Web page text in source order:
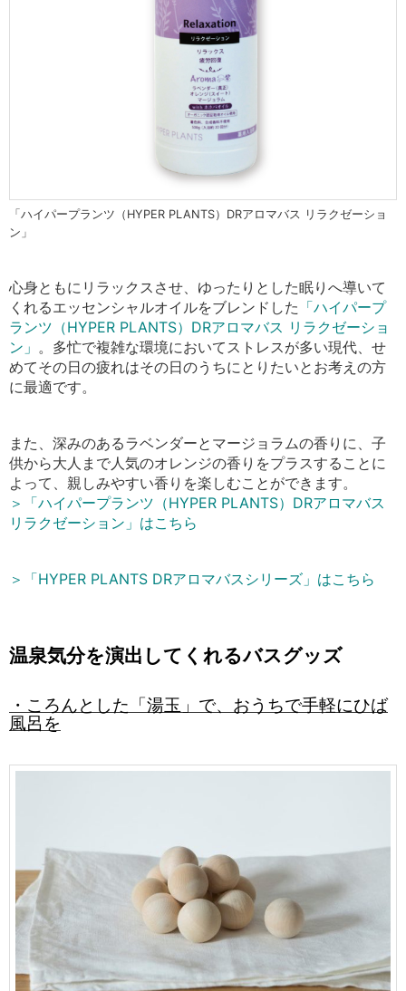
「ハイパープランツ（HYPER PLANTS）DRアロマバス リラクゼーショ
ン」
心身ともにリラックスさせ、ゆったりとした眠りへ導いて
くれるエッセンシャルオイルをブレンドした 「ハイパープ
ランツ（HYPER PLANTS）DRアロマバス リラクゼーショ
ン」 。多忙で複雑な環境においてストレスが多い現代、せ
めてその日の疲れはその日のうちにとりたいとお考えの方
に最適です。
また、深みのあるラベンダーとマージョラムの香りに、子
供から大人まで人気のオレンジの香りをプラスすることに
よって、親しみやすい香りを楽しむことができます。
＞「ハイパープランツ（HYPER PLANTS）DRアロマバス
リラクゼーション」はこちら
＞「HYPER PLANTS DRアロマバスシリーズ」はこちら
温泉気分を演出してくれるバスグッズ
・ころんとした「湯玉」で、 おうちで手軽にひば
風呂を